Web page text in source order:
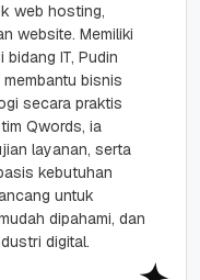
web hosting,
website. Memiliki
IT, Pudin
bisnis
secara praktis
Qwords, ia
layanan, serta
kebutuhan
untuk
dipahami, dan
digital.